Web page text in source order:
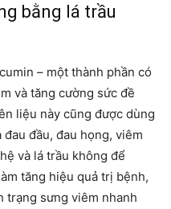
bằng lá trầu
– một thành phần có
và tăng cường sức đề
liệu này cũng được dùng
đầu, đau họng, viêm
và lá trầu không để
tăng hiệu quả trị bệnh,
trạng sưng viêm nhanh